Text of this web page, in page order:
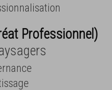
Professionnel)